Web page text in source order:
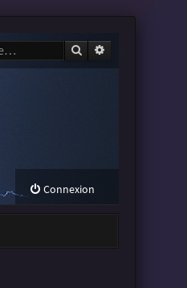
Rechercher
Connexion